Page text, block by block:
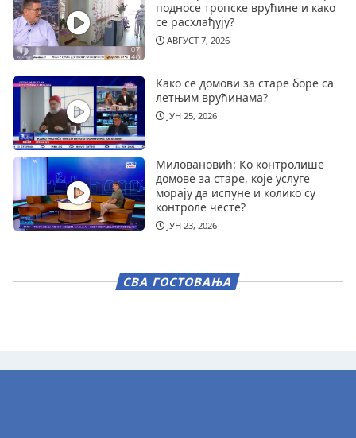
подносе тропске врућине и како
се расхлађују?
АВГУСТ 7, 2026
Како се домови за старе боре са
летњим врућинама?
ЈУН 25, 2026
Миловановић: Ко контролише
домове за старе, које услуге
морају да испуне и колико су
контроле честе?
ЈУН 23, 2026
СВА ГОСТОВАЊА